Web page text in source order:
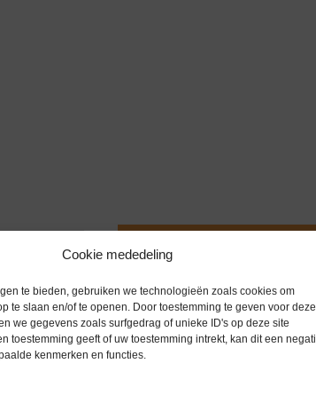
Cookie mededeling
te bieden, gebruiken we technologieën zoals cookies om
te slaan en/of te openen. Door toestemming te geven voor deze
we gegevens zoals surfgedrag of unieke ID's op deze site
toestemming geeft of uw toestemming intrekt, kan dit een
kenmerken en functies.
afval,
en
Extra informatie
Gewicht 0,0 kg
Merk Integra